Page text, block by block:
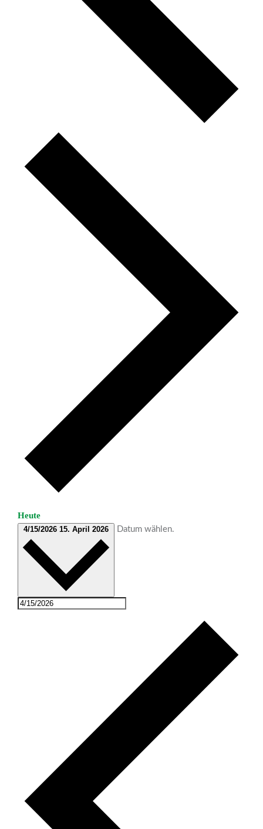
Heute
4/15/2026 15. April 2026 Datum wählen.